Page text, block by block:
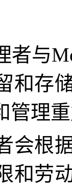
者与
和存
管理
会根
和劳